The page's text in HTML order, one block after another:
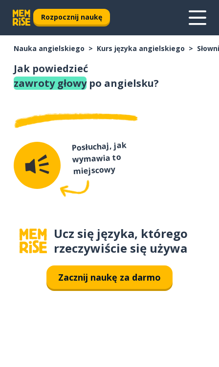
Rozpocznij naukę
Nauka angielskiego Kurs języka angielskiego
Jak powiedzieć
zawroty głowypo angielsku?
Posłuchaj, jak
wymawia to
miejscowy
Ucz się języka, którego
rzeczywiście się używa
Zacznij naukę za darmo